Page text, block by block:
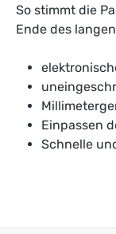
So stimmt die
Ende des
Einpassen
Schnelle